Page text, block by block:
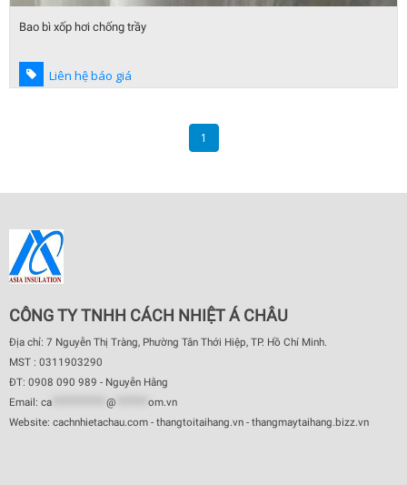
Bao bì xốp hơi chống trầy
Liên hệ báo giá
1
CÔNG TY TNHH CÁCH NHIỆT Á CHÂU
Địa chỉ: 7 Nguyễn Thị Tràng, Phường Tân Thới Hiệp, TP. Hồ Chí Minh.
MST : 0311903290
ĐT: 0908 090 989 - Nguyễn Hằng
Email: ca @
om.vn
Website: cachnhietachau.com - thangtoitaihang.vn - thangmaytaihang.bizz.vn